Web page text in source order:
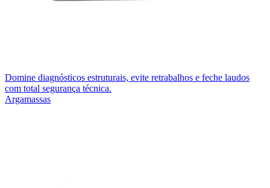
Domine diagnósticos estruturais, evite retrabalhos e feche laudos
com total segurança técnica.
Argamassas